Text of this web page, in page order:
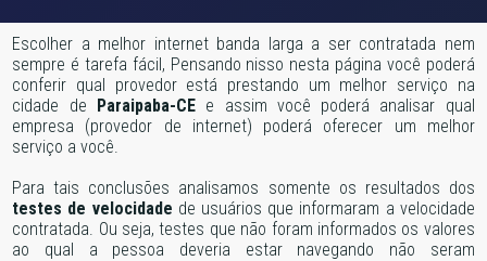
Escolher a melhor internet banda larga a ser contratada nem
sempre é tarefa fácil, Pensando nisso nesta página você poderá
conferir qual provedor está prestando um melhor serviço na
cidade de Paraipaba-CEe assim você poderá analisar qual
empresa (provedor de internet) poderá oferecer um melhor
serviço a você.
Para tais conclusões analisamos somente os resultados dos
testes de velocidade de usuários que informaram a velocidade
contratada. Ou seja, testes que não foram informados os valores
ao qual a pessoa deveria estar navegando não seram